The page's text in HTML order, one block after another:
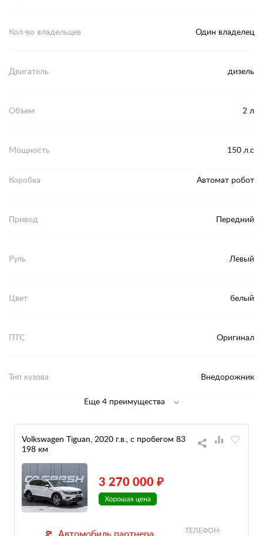
Кол-во владельцев Один владелец
Двигатель дизель
Объем 2 л
Мощность 150 л.с
Коробка Автомат робот
Привод Передний
Руль Левый
Цвет белый
ПТС Оригинал
Тип кузова Внедорожник
Еще 4 преимущества
Volkswagen Tiguan, 2020 г.в., с пробегом 83
198 км
3 270 000 ₽
ТЕЛЕФОН: